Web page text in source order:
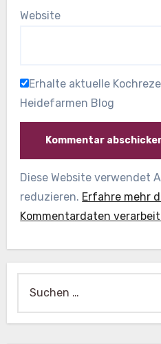
Website
Erhalte aktuelle
Heidefarmen Blog
Diese Website verwendet
reduzieren. Erfahre mehr
Kommentardaten
nach: